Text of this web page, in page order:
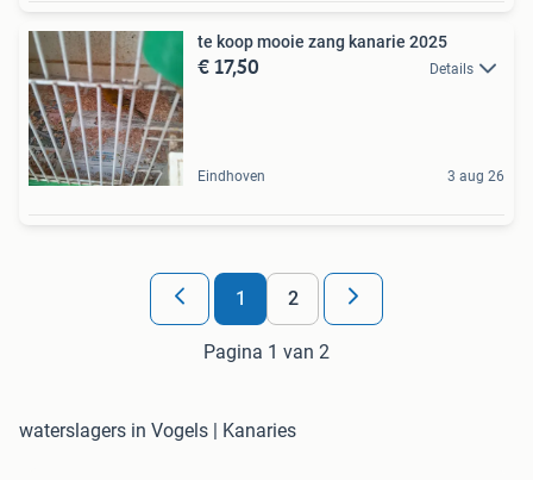
te koop mooie zang kanarie 2025
€ 17,50 Details
Eindhoven 3 aug 26
1 2
Pagina 1 van 2
waterslagers in Vogels | Kanaries